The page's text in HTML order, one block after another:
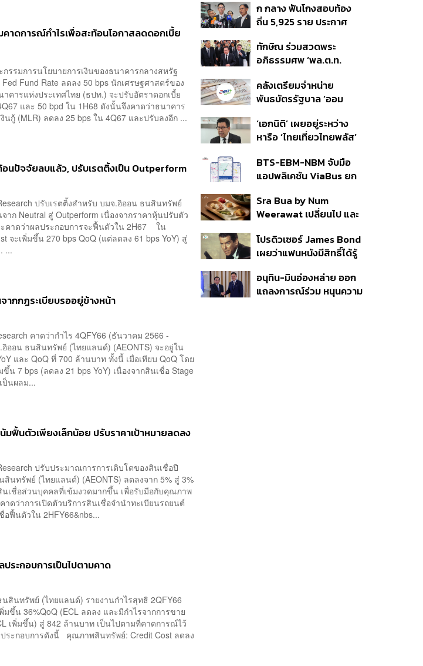
าดการณ์กำไรเพื่อสะท้อนโอกาสลดดอกเบี้ย
รรมการนโยบายการเงินของธนาคารกลางสหรัฐ
Fund Rate ลดลง 50 bps นักเศรษฐศาสตร์ของ
คารแห่งประเทศไทย (ธปท.) จะปรับอัตราดอกเบี้ย
และ 50 bpd ใน 1H68 ดังนั้นจึงคาดว่าธนาคาร
นกู้ (MLR) ลดลง 25 bps ใน 4Q67 และปรับลงอีก ...
อนปัจจัยลบแล้ว, ปรับเรตติ้งเป็น Outperform
ปรับเรตติ้งสำหรับ บมจ.อิออน ธนสินทรัพย์
าก Neutral สู่ Outperform เนื่องจากราคาหุ้นปรับตัว
คาดว่าผลประกอบการจะฟื้นตัวใน 2H67 ใน
จะเพิ่มขึ้น 270 bps QoQ (แต่ลดลง 61 bps YoY) สู่
...
ากกฎระเบียบรออยู่ข้างหน้า
คาดว่ากำไร 4QFY66 (ธันวาคม 2566 -
ออน ธนสินทรัพย์ (ไทยแลนด์) (AEONTS) จะอยู่ใน
และ QoQ ที่ 700 ล้านบาท ทั้งนี้ เมื่อเทียบ QoQ โดย
น 7 bps (ลดลง 21 bps YoY) เนื่องจากสินเชื่อ Stage
ป็นผลม...
มฟื้นตัวเพียงเล็กน้อย ปรับราคาเป้าหมายลดลง
ปรับประมาณการการเติบโตของสินเชื่อปี
นทรัพย์ (ไทยแลนด์) (AEONTS) ลดลงจาก 5% สู่ 3%
นเชื่อส่วนบุคคลที่เข้มงวดมากขึ้น เพื่อรับมือกับคุณภาพ
าดว่าการเปิดตัวบริการสินเชื่อจำนำทะเบียนรถยนต์
อฟื้นตัวใน 2HFY66&nbs...
ระกอบการเป็นไปตามคาด
สินทรัพย์ (ไทยแลนด์) รายงานกำไรสุทธิ 2QFY66
ขึ้น 36%QoQ (ECL ลดลง และมีกำไรจากการขาย
เพิ่มขึ้น) สู่ 842 ล้านบาท เป็นไปตามที่คาดการณ์ไว้
ระกอบการดังนี้ คุณภาพสินทรัพย์: Credit Cost ลดลง
350’ เสริมความมั่นคง
ชายแดน
ก กลาง ฟันโกงสอบท้อง
ถิ่น 5,925 ราย ประกาศ
ราย รอ ป.ป.ช. ขีดเส้นแล้ว
เสร็จ 31 ส.ค.
ทักษิณ ร่วมสวดพระ
อภิธรรมศพ ‘พล.ต.ท.
สิน’ สิริอายุ 103 ปี แกนนำ
เพื่อไทย-บุคคลหลาก
คลังเตรียมจำหน่าย
พันธบัตรรัฐบาล ‘ออม
ก.ย.นี้ อาจเพิ่มสัดส่วนการ
ขายแบบ Small Lot First
‘เอกนิติ’ เผยอยู่ระหว่าง
หารือ ‘ไทยเที่ยวไทยพลัส’
แสนล้าน มั่นใจงบต่อ ‘ไทย
ช่วยไทย พลัส’ เฟส 2 มี
BTS-EBM-NBM จับมือ
แอปพลิเคชัน ViaBus ยก
รถไฟฟ้า 3 สายแบบเรียล
ไทม์
Sra Bua by Num
Weerawat เปลี่ยนไป และ
ไปอีกครั้ง
โปรดิวเซอร์ James Bond
เผยว่าแฟนหนังมีสิทธิ์ได้รู้
ปลายปีนี้
อนุทิน-มินอ่องหล่าย ออก
แถลงการณ์ร่วม หนุนความ